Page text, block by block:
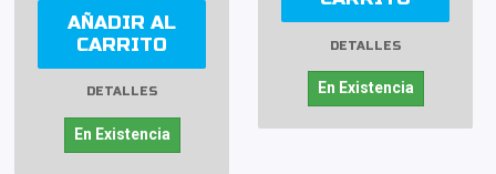
AÑADIR AL
CARRITO
DETALLES
En Existencia
DETALLES
En Existencia